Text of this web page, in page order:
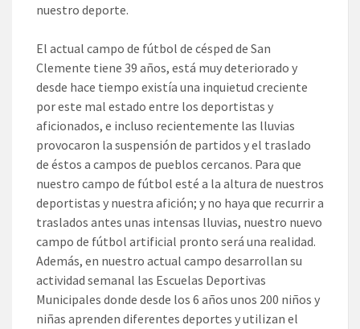
nuestro deporte.
El actual campo de fútbol de césped de San
Clemente tiene 39 años, está muy deteriorado y
desde hace tiempo existía una inquietud creciente
por este mal estado entre los deportistas y
aficionados, e incluso recientemente las lluvias
provocaron la suspensión de partidos y el traslado
de éstos a campos de pueblos cercanos. Para que
nuestro campo de fútbol esté a la altura de nuestros
deportistas y nuestra afición; y no haya que recurrir a
traslados antes unas intensas lluvias, nuestro nuevo
campo de fútbol artificial pronto será una realidad.
Además, en nuestro actual campo desarrollan su
actividad semanal las Escuelas Deportivas
Municipales donde desde los 6 años unos 200 niños y
niñas aprenden diferentes deportes y utilizan el